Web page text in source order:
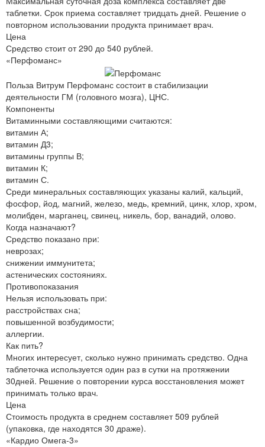
таблетки. Срок приема составляет тридцать дней. Решение о
повторном использовании продукта принимает врач.
Цена
Средство стоит от 290 до 540 рублей.
«Перфоманс»
Польза Витрум Перфоманс состоит в стабилизации
деятельности ГМ (головного мозга), ЦНС.
Компоненты
Витаминными составляющими считаются:
витамин А;
витамин Д3;
витамины группы В;
витамин К;
витамин С.
Среди минеральных составляющих указаны калий, кальций,
фосфор, йод, магний, железо, медь, кремний, цинк, хлор, хром,
молибден, марганец, свинец, никель, бор, ванадий, олово.
Когда назначают?
Средство показано при:
неврозах;
снижении иммунитета;
астенических состояниях.
Противопоказания
Нельзя использовать при:
расстройствах сна;
повышенной возбудимости;
аллергии.
Как пить?
Многих интересует, сколько нужно принимать средство. Одна
таблеточка используется один раз в сутки на протяжении
30дней. Решение о повторении курса восстановления может
принимать только врач.
Цена
Стоимость продукта в среднем составляет 509 рублей
(упаковка, где находятся 30 драже).
«Кардио Омега-3»